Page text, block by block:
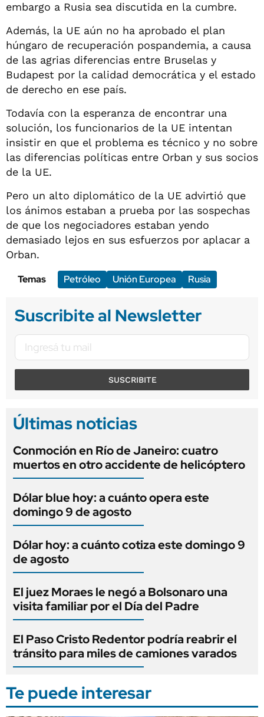
embargo a Rusia sea discutida en la cumbre.
Además, la UE aún no ha aprobado el plan
húngaro de recuperación pospandemia, a causa
de las agrias diferencias entre Bruselas y
Budapest por la calidad democrática y el estado
de derecho en ese país.
Todavía con la esperanza de encontrar una
solución, los funcionarios de la UE intentan
insistir en que el problema es técnico y no sobre
las diferencias políticas entre Orban y sus socios
de la UE.
Pero un alto diplomático de la UE advirtió que
los ánimos estaban a prueba por las sospechas
de que los negociadores estaban yendo
demasiado lejos en sus esfuerzos por aplacar a
Orban.
Temas
Petróleo Unión Europea Rusia
Suscribite al Newsletter
SUSCRIBITE
Últimas noticias
Conmoción en Río de Janeiro: cuatro
muertos en otro accidente de helicóptero
Dólar blue hoy: a cuánto opera este
domingo 9 de agosto
Dólar hoy: a cuánto cotiza este domingo 9
de agosto
El juez Moraes le negó a Bolsonaro una
visita familiar por el Día del Padre
El Paso Cristo Redentor podría reabrir el
tránsito para miles de camiones varados
Te puede interesar